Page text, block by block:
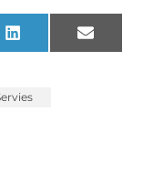
LinkedIn Email